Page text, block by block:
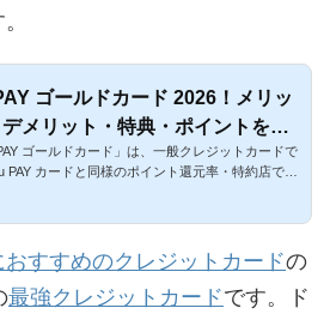
ゴールドカード 2026！メリッ
デメリット・特典・ポイントを解
ゴールドカード」は、一般クレジットカードで
PAY カードと同様のポイント還元率・特約店での
すすめのクレジットカードの
最強クレジットカードです。ド